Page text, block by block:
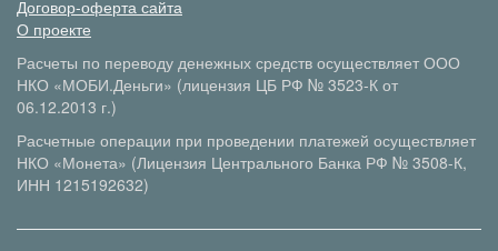
Договор-оферта сайта
О проекте
Расчеты по переводу денежных средств осуществляет ООО
НКО «МОБИ.Деньги» (лицензия ЦБ РФ № 3523-К от
06.12.2013 г.)
Расчетные операции при проведении платежей осуществляет
НКО «Монета» (Лицензия Центрального Банка РФ № 3508-К,
ИНН 1215192632)